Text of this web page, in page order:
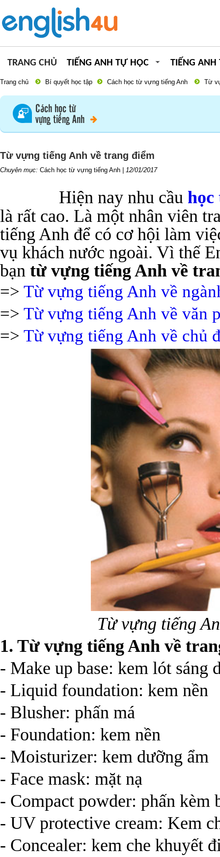
TRANG CHỦ TIẾNG ANH TỰ HỌC TIẾNG ANH
Trang chủ Bí quyết học tập Cách học từ vựng tiếng Anh Từ
Cách học từ
vựng tiếng Anh
Từ vựng tiếng Anh về trang điểm
Chuyên mục: Cách học từ vựng tiếng Anh 12/01/2017
Hiện nay nhu cầu học
là rất cao. Là một nhân viên
tiếng Anh để có cơ hội làm
vụ khách nước ngoài. Vì thế
bạn từ vựng tiếng Anh về
=> Từ vựng tiếng Anh về
=> Từ vựng tiếng Anh về văn
=> Từ vựng tiếng Anh về chủ
Từ vựng tiếng
1. Từ vựng tiếng Anh về
- Make up base: kem lót sáng
- Liquid foundation: kem nền
- Blusher: phấn má
- Foundation: kem nền
- Moisturizer: kem dưỡng ẩm
- Face mask: mặt nạ
- Compact powder: phấn kèm
- UV protective cream: Kem
- Concealer: kem che khuyết